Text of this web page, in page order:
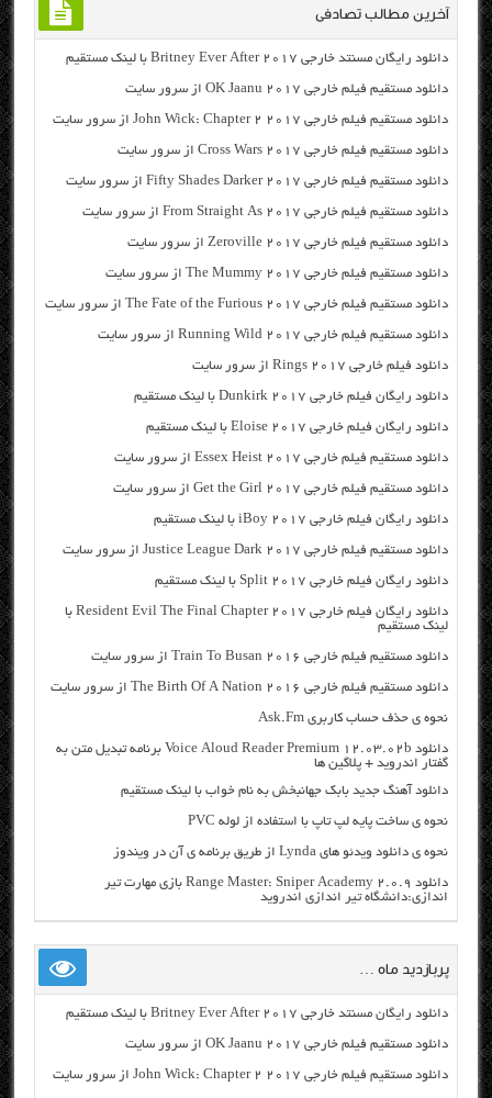
آخرین مطالب تصادفی
دانلود رایگان مسنتد خارجی Britney Ever After 2017 با لینک مستقیم
دانلود مستقیم فیلم خارجی OK Jaanu 2017 از سرور سایت
دانلود مستقیم فیلم خارجی John Wick: Chapter 2 2017 از سرور سایت
دانلود مستقیم فیلم خارجی Cross Wars 2017 از سرور سایت
دانلود مستقیم فیلم خارجی Fifty Shades Darker 2017 از سرور سایت
دانلود مستقیم فیلم خارجی From Straight As 2017 از سرور سایت
دانلود مستقیم فیلم خارجی Zeroville 2017 از سرور سایت
دانلود مستقیم فیلم خارجی The Mummy 2017 از سرور سایت
دانلود مستقیم فیلم خارجی The Fate of the Furious 2017 از سرور سایت
دانلود مستقیم فیلم خارجی Running Wild 2017 از سرور سایت
دانلود فیلم خارجی Rings 2017 از سرور سایت
دانلود رایگان فیلم خارجی Dunkirk 2017 با لینک مستقیم
دانلود رایگان فیلم خارجی Eloise 2017 با لینک مستقیم
دانلود مستقیم فیلم خارجی Essex Heist 2017 از سرور سایت
دانلود مستقیم فیلم خارجی Get the Girl 2017 از سرور سایت
دانلود رایگان فیلم خارجی iBoy 2017 با لینک مستقیم
دانلود مستقیم فیلم خارجی Justice League Dark 2017 از سرور سایت
دانلود رایگان فیلم خارجی Split 2017 با لینک مستقیم
دانلود رایگان فیلم خارجی Resident Evil The Final Chapter 2017 با
لینک مستقیم
دانلود مستقیم فیلم خارجی Train To Busan 2016 از سرور سایت
دانلود مستقیم فیلم خارجی The Birth Of A Nation 2016 از سرور سایت
نحوه ی حذف حساب کاربری Ask.Fm
دانلود Voice Aloud Reader Premium 12.03.02b برنامه تبدیل متن به
گفتار اندروید + پلاگین ها
دانلود آهنگ جدید بابک جهانبخش به نام خواب با لینک مستقیم
نحوه ی ساخت پایه لپ تاپ با استفاده از لوله PVC
نحوه ی دانلود ویدئو های Lynda از طریق برنامه ی آن در ویندوز
دانلود Range Master: Sniper Academy 2.0.9 بازی مهارت تیر
اندازی:دانشگاه تیر اندازی اندروید
پربازدید ماه …
دانلود رایگان مسنتد خارجی Britney Ever After 2017 با لینک مستقیم
دانلود مستقیم فیلم خارجی OK Jaanu 2017 از سرور سایت
دانلود مستقیم فیلم خارجی John Wick: Chapter 2 2017 از سرور سایت